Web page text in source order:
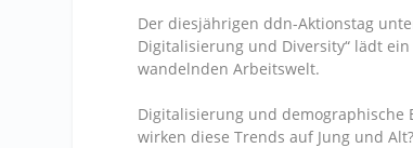
Der diesjährigen ddn-Aktionstag
Digitalisierung und Diversity“ lädt
wandelnden Arbeitswelt.
Digitalisierung und demographische
wirken diese Trends auf Jung und